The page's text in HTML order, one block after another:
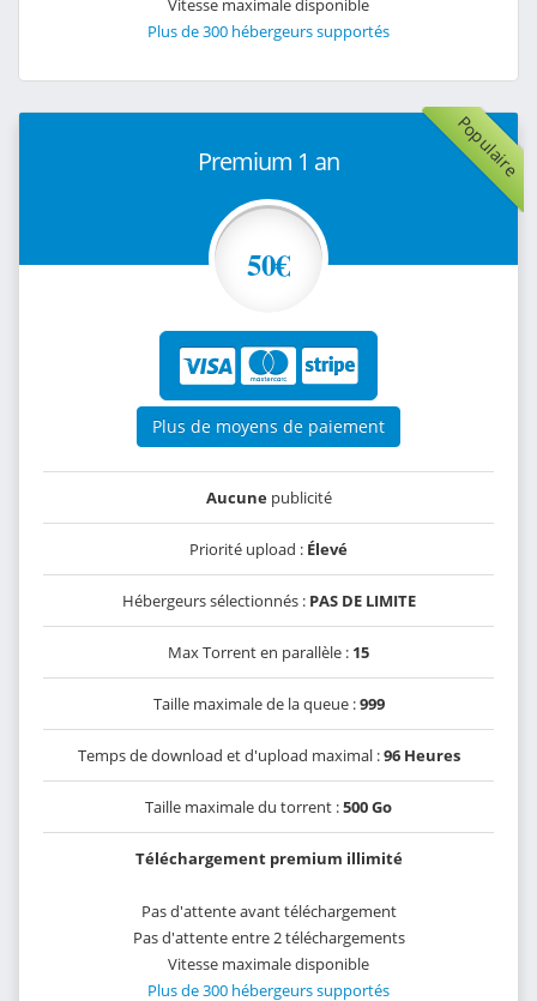
Vitesse maximale disponible
Plus de 300 hébergeurs supportés
Populaire
Premium 1 an
50€
Plus de moyens de paiement
Aucunepublicité
Priorité upload : Élevé
Hébergeurs sélectionnés : PAS DE LIMITE
Max Torrent en parallèle : 15
Taille maximale de la queue :999
Temps de download et d'upload maximal :96 Heures
Taille maximale du torrent :500 Go
Téléchargement premium illimité
Pas d'attente avant téléchargement
Pas d'attente entre 2 téléchargements
Vitesse maximale disponible
Plus de 300 hébergeurs supportés